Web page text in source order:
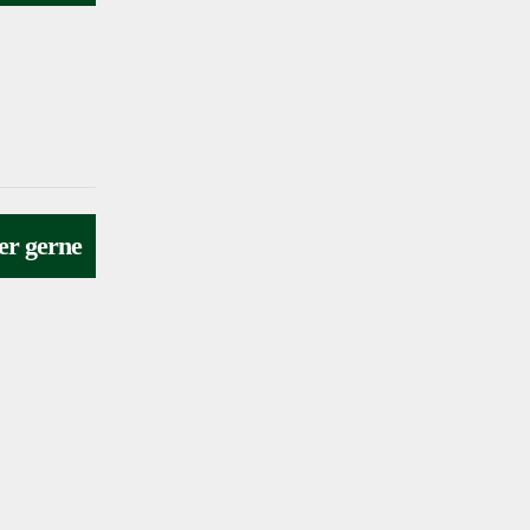
gerne